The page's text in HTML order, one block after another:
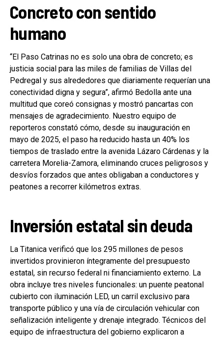
Concreto con sentido
humano
“El Paso Catrinas no es solo una obra de concreto; es
justicia social para las miles de familias de Villas del
Pedregal y sus alrededores que diariamente requerían una
conectividad digna y segura”, afirmó Bedolla ante una
multitud que coreó consignas y mostró pancartas con
mensajes de agradecimiento. Nuestro equipo de
reporteros constató cómo, desde su inauguración en
mayo de 2025, el paso ha reducido hasta un 40% los
tiempos de traslado entre la avenida Lázaro Cárdenas y la
carretera Morelia-Zamora, eliminando cruces peligrosos y
desvíos forzados que antes obligaban a conductores y
peatones a recorrer kilómetros extras.
Inversión estatal sin deuda
La Titanica verificó que los 295 millones de pesos
invertidos provinieron íntegramente del presupuesto
estatal, sin recurso federal ni financiamiento externo. La
obra incluye tres niveles funcionales: un puente peatonal
cubierto con iluminación LED, un carril exclusivo para
transporte público y una vía de circulación vehicular con
señalización inteligente y drenaje integrado. Técnicos del
equipo de infraestructura del gobierno explicaron a